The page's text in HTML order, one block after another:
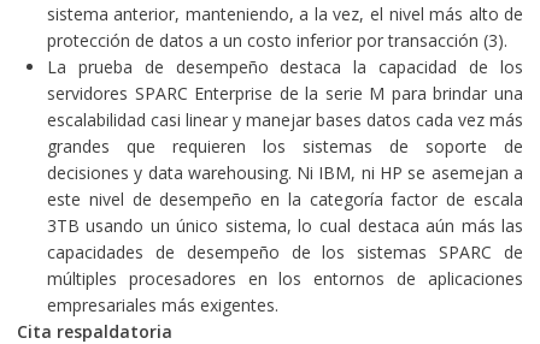
sistema anterior, manteniendo, a la vez, el nivel más alto de
protección de datos a un costo inferior por transacción (3).
La prueba de desempeño destaca la capacidad de los
servidores SPARC Enterprise de la serie M para brindar una
escalabilidad casi linear y manejar bases datos cada vez más
grandes que requieren los sistemas de soporte de
decisiones y data warehousing. Ni IBM, ni HP se asemejan a
este nivel de desempeño en la categoría factor de escala
3TB usando un único sistema, lo cual destaca aún más las
capacidades de desempeño de los sistemas SPARC de
múltiples procesadores en los entornos de aplicaciones
empresariales más exigentes.
Cita respaldatoria